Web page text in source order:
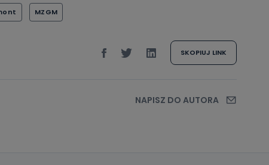
MZGM
SKOPIUJ LINK
NAPISZ DO AUTORA